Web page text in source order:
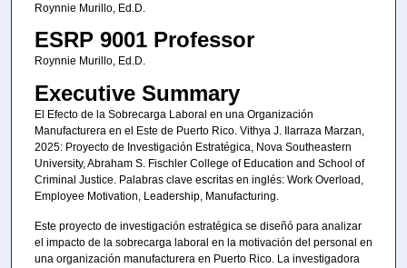
Roynnie Murillo, Ed.D.
ESRP 9001 Professor
Roynnie Murillo, Ed.D.
Executive Summary
El Efecto de la Sobrecarga Laboral en una Organización
Manufacturera en el Este de Puerto Rico. Vithya J. Ilarraza Marzan,
2025: Proyecto de Investigación Estratégica, Nova Southeastern
University, Abraham S. Fischler College of Education and School of
Criminal Justice. Palabras clave escritas en inglés: Work Overload,
Employee Motivation, Leadership, Manufacturing.
Este proyecto de investigación estratégica se diseñó para analizar
el impacto de la sobrecarga laboral en la motivación del personal en
una organización manufacturera en Puerto Rico. La investigadora